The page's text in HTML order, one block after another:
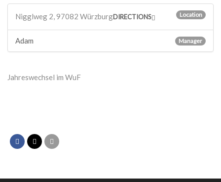
Nigglweg 2, 97082 Würzburg Location
DIRECTIONS
Adam Manager
Jahreswechsel im WuF